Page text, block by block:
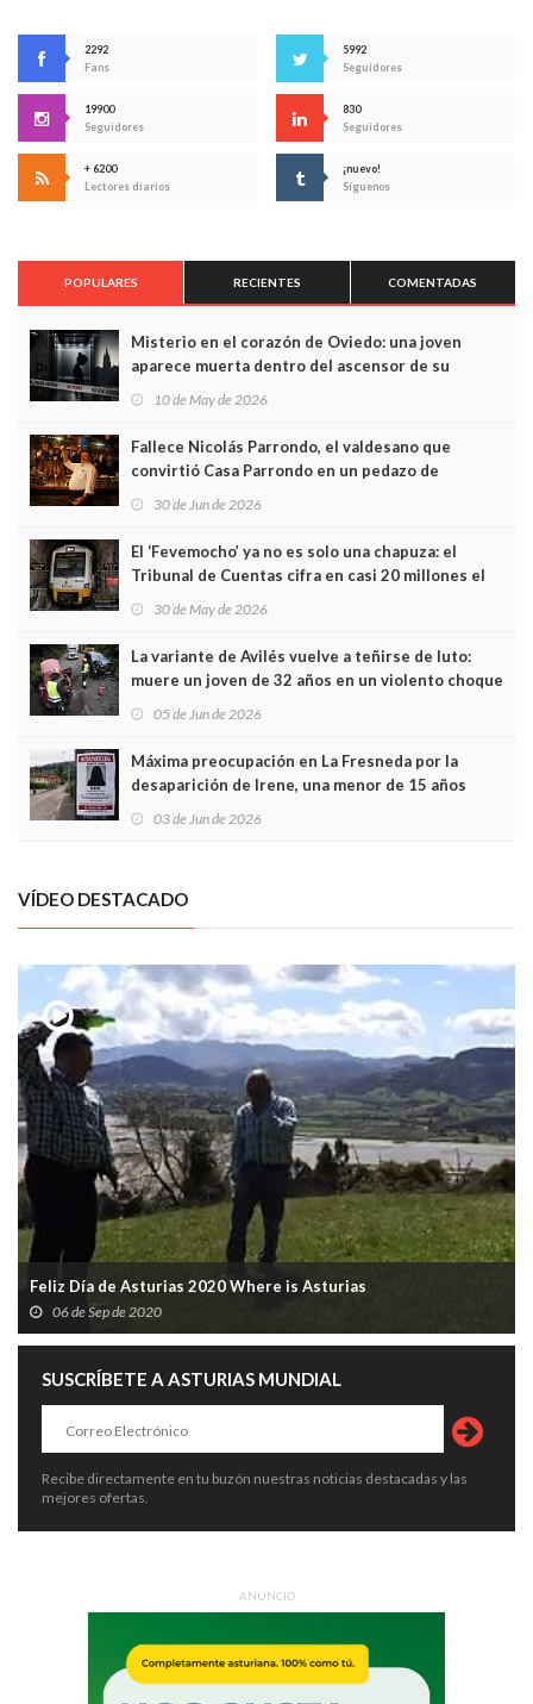
2292
Fans
5992
Seguidores
19900
Seguidores
830
Seguidores
+ 6200
Lectores diarios
¡nuevo!
Síguenos
POPULARES RECIENTES COMENTADAS
Misterio en el corazón de Oviedo: una joven
aparece muerta dentro del ascensor de su
edificio y las cámaras captan sus últimos minutos
10 de May de 2026
Fallece Nicolás Parrondo, el valdesano que
convirtió Casa Parrondo en un pedazo de
Asturias en Madrid
30 de Jun de 2026
El ‘Fevemocho’ ya no es solo una chapuza: el
Tribunal de Cuentas cifra en casi 20 millones el
sobrecoste de los trenes que no cabían por los
30 de May de 2026
La variante de Avilés vuelve a teñirse de luto:
muere un joven de 32 años en un violento choque
frontal
05 de Jun de 2026
Máxima preocupación en La Fresneda por la
desaparición de Irene, una menor de 15 años
03 de Jun de 2026
VÍDEO DESTACADO
Feliz Día de Asturias 2020 Where is Asturias
06 de Sep de 2020
SUSCRÍBETE A ASTURIAS MUNDIAL
Recibe directamente en tu buzón nuestras noticias destacadas y las
mejores ofertas.
ANUNCIO